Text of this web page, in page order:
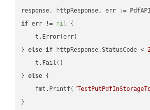
if err != nil {
    t.Error(err)
} else if httpResponse.StatusCode <
    t.Fail()
} else {
    fmt.Printf(
}